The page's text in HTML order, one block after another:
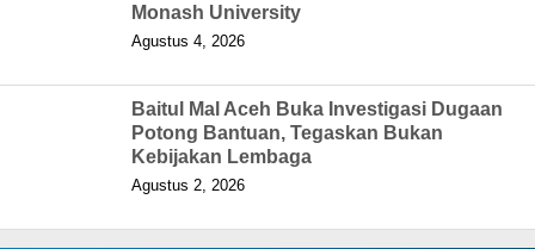
Monash University
Agustus 4, 2026
Baitul Mal Aceh Buka Investigasi Dugaan
Potong Bantuan, Tegaskan Bukan
Kebijakan Lembaga
Agustus 2, 2026